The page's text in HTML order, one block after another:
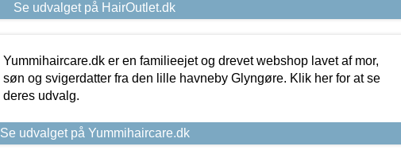
Se udvalget på HairOutlet.dk
Yummihaircare.dk er en familieejet og drevet webshop lavet af mor,
søn og svigerdatter fra den lille havneby Glyngøre. Klik her for at se
deres udvalg.
Se udvalget på Yummihaircare.dk